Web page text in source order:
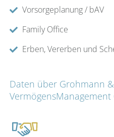
Vorsorgeplanung / bAV
Family Office
Erben, Vererben und
Daten über Grohmann
VermögensManagement